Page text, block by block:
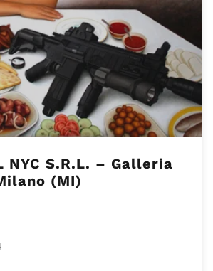
NYC S.R.L. – Galleria
– Milano (MI)